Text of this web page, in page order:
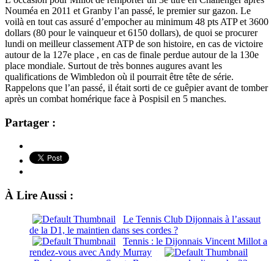
Nouméa en 2011 et Granby l’an passé, le premier sur gazon. Le
voilà en tout cas assuré d’empocher au minimum 48 pts ATP et 3600
dollars (80 pour le vainqueur et 6150 dollars), de quoi se procurer
lundi on meilleur classement ATP de son histoire, en cas de victoire
autour de la 127e place , en cas de finale perdue autour de la 130e
place mondiale. Surtout de très bonnes augures avant les
qualifications de Wimbledon où il pourrait être tête de série.
Rappelons que l’an passé, il était sorti de ce guêpier avant de tomber
après un combat homérique face à Pospisil en 5 manches.
Partager :
À Lire Aussi :
Le Tennis Club Dijonnais à l’assaut
de la D1, le maintien dans ses cordes ?
Tennis : le Dijonnais Vincent Millot a
rendez-vous avec Andy Murray